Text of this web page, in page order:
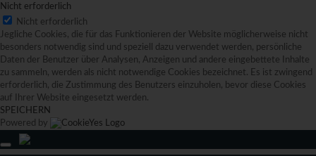
Nicht erforderlich
Nicht erforderlich
Jegliche Cookies, die für das Funktionieren der Website möglicherweise nicht
besonders notwendig sind und speziell dazu verwendet werden, persönliche
Daten der Benutzer über Analysen, Anzeigen und andere eingebettete Inhalte
zu sammeln, werden als nicht notwendige Cookies bezeichnet. Es ist zwingend
erforderlich, die Zustimmung des Benutzers einzuholen, bevor diese Cookies
auf Ihrer Website eingesetzt werden.
SPEICHERN
Powered by